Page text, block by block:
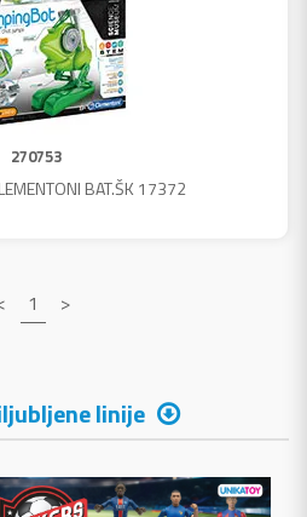
270753
BAT.ŠK 17372
1 >
linije